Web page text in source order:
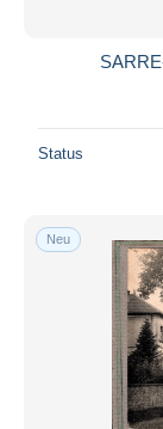
Status
Neu